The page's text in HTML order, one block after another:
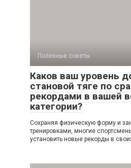
Полезные советы
Каков ваш уровень
становой тяге по
рекордами в вашей
категории?
Сохраняя физическую форму и
тренировками, многие
установить новые рекорды в